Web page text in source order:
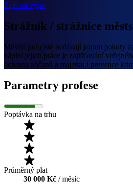
Zpět na výpis
Strážník / strážnice
Městští policisté nedávají jenom pokuty
náplní jejich práce je zajišťování
ochrana občanů a majetku i prevence
Parametry profese
Poptávka na trhu
Průměrný plat
30 000 Kč / měsíc